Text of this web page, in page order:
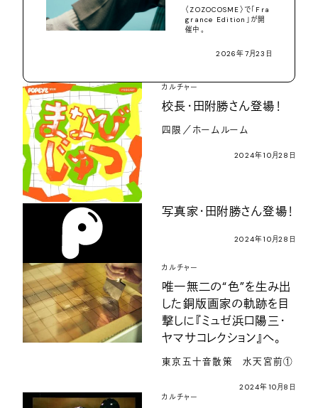
〈ZOZOCOSME〉で「Fra
grance Edition」が開
催中。
2026年7月23日
カルチャー
校長・田附勝さん登場！
四限／ホームルーム
2024年10月28日
写真家・田附勝さん登場！
2024年10月28日
カルチャー
唯一無二の“色”を生み出
した銅版画家の軌跡を目
撃しに『ミュゼ浜口陽三・
ヤマサコレクション』へ。
東京五十音散策 水天宮前①
2024年10月8日
カルチャー